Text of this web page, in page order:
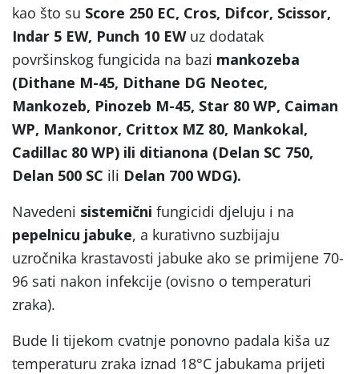
kao što su Score 250 EC, Cros, Difcor, Scissor,
Indar 5 EW, Punch 10 EW uz dodatak
površinskog fungicida na bazi mankozeba
(Dithane M-45, Dithane DG Neotec,
Mankozeb, Pinozeb M-45, Star 80 WP, Caiman
WP, Mankonor, Crittox MZ 80, Mankokal,
Cadillac 80 WP) ili ditianona (Delan SC 750,
Delan 500 SC ili Delan 700 WDG).
Navedeni sistemični fungicidi djeluju i na
pepelnicu jabuke, a kurativno suzbijaju
uzročnika krastavosti jabuke ako se primijene 70-
96 sati nakon infekcije (ovisno o temperaturi
zraka).
Bude li tijekom cvatnje ponovno padala kiša uz
temperaturu zraka iznad 18°C jabukama prijeti